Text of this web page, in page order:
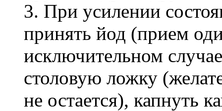
3. При усилении
принять йод (прием
исключительном
столовую ложку
не остается), капнуть